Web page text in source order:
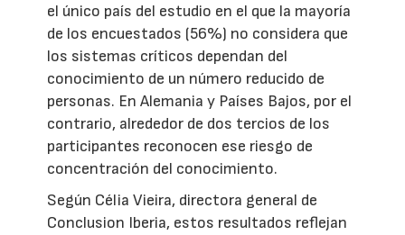
el único país del estudio en el que la mayoría
de los encuestados (56%) no considera que
los sistemas críticos dependan del
conocimiento de un número reducido de
personas. En Alemania y Países Bajos, por el
contrario, alrededor de dos tercios de los
participantes reconocen ese riesgo de
concentración del conocimiento.
Según Célia Vieira, directora general de
Conclusion Iberia, estos resultados reflejan